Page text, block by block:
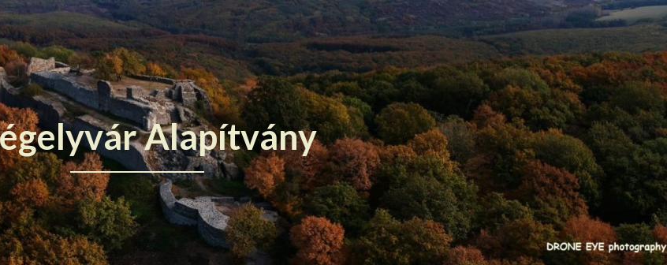
Alapítvány